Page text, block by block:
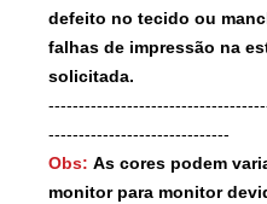
defeito no tecido ou
falhas de impressão na
solicitada.
------------------------------
Obs: As cores podem
monitor para monitor